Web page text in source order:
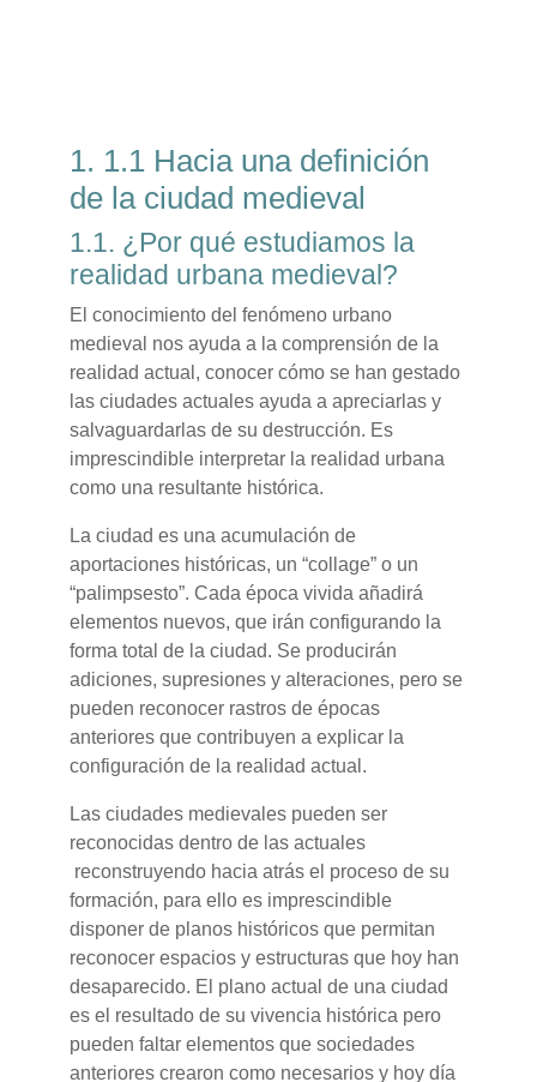
1. 1.1 Hacia una definición
de la ciudad medieval
1.1. ¿Por qué estudiamos la
realidad urbana medieval?
El conocimiento del fenómeno urbano
medieval nos ayuda a la comprensión de la
realidad actual, conocer cómo se han gestado
las ciudades actuales ayuda a apreciarlas y
salvaguardarlas de su destrucción. Es
imprescindible interpretar la realidad urbana
como una resultante histórica.
La ciudad es una acumulación de
aportaciones históricas, un “collage” o un
“palimpsesto”. Cada época vivida añadirá
elementos nuevos, que irán configurando la
forma total de la ciudad. Se producirán
adiciones, supresiones y alteraciones, pero se
pueden reconocer rastros de épocas
anteriores que contribuyen a explicar la
configuración de la realidad actual.
Las ciudades medievales pueden ser
reconocidas dentro de las actuales
reconstruyendo hacia atrás el proceso de su
formación, para ello es imprescindible
disponer de planos históricos que permitan
reconocer espacios y estructuras que hoy han
desaparecido. El plano actual de una ciudad
es el resultado de su vivencia histórica pero
pueden faltar elementos que sociedades
anteriores crearon como necesarios y hoy día